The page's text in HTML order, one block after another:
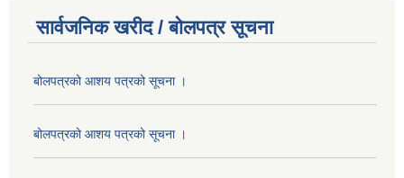
सार्वजनिक खरीद / बोलपत्र सूचना
बोलपत्रको आशय पत्रको सूचना ।
बोलपत्रको आशय पत्रको सूचना ।